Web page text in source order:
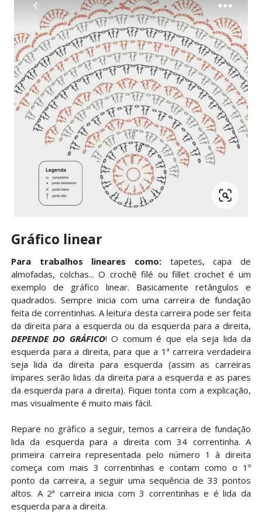
Gráfico linear
Para trabalhos lineares como: tapetes, capa de
almofadas, colchas... O crochê filé ou fillet crochet é um
exemplo de gráfico linear. Basicamente retângulos e
quadrados. Sempre inicia com uma carreira de fundação
feita de correntinhas. A leitura desta carreira pode ser feita
da direita para a esquerda ou da esquerda para a direita,
DEPENDE DO GRÁFICO! O comum é que ela seja lida da
esquerda para a direita, para que a 1ª carreira verdadeira
seja lida da direita para esquerda (assim as carreiras
ímpares serão lidas da direita para a esquerda e as pares
da esquerda para a direita). Fiquei tonta com a explicação,
mas visualmente é muito mais fácil.
Repare no gráfico a seguir, temos a carreira de fundação
lida da esquerda para a direita com 34 correntinha. A
primeira carreira representada pelo número 1 à direita
começa com mais 3 correntinhas e contam como o 1º
ponto da carreira, a seguir uma sequência de 33 pontos
altos. A 2ª carreira inicia com 3 correntinhas e é lida da
esquerda para a direita.